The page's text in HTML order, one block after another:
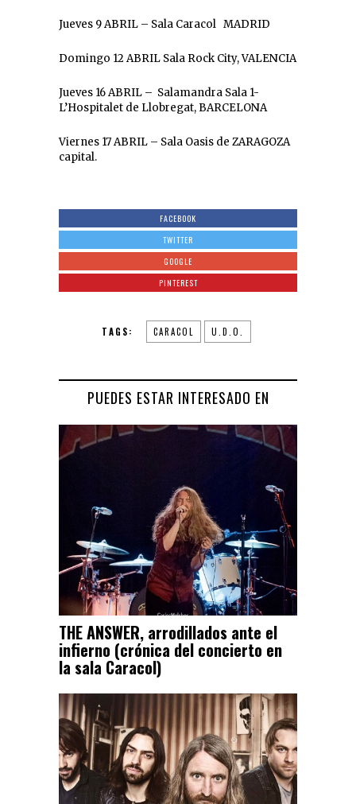
Jueves 9 ABRIL – Sala Caracol MADRID
Domingo 12 ABRIL Sala Rock City, VALENCIA
Jueves 16 ABRIL – Salamandra Sala 1-
L’Hospitalet de Llobregat, BARCELONA
Viernes 17 ABRIL – Sala Oasis de ZARAGOZA
capital.
FACEBOOK
TWITTER
GOOGLE
PINTEREST
TAGS: CARACOL U.D.O.
PUEDES ESTAR INTERESADO EN
THE ANSWER, arrodillados ante el
infierno (crónica del concierto en
la sala Caracol)